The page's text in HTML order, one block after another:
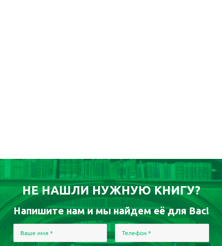
НЕ НАШЛИ НУЖНУЮ КНИГУ?
Напишите нам и мы найдем её для Вас!
Ваше имя * Телефон *